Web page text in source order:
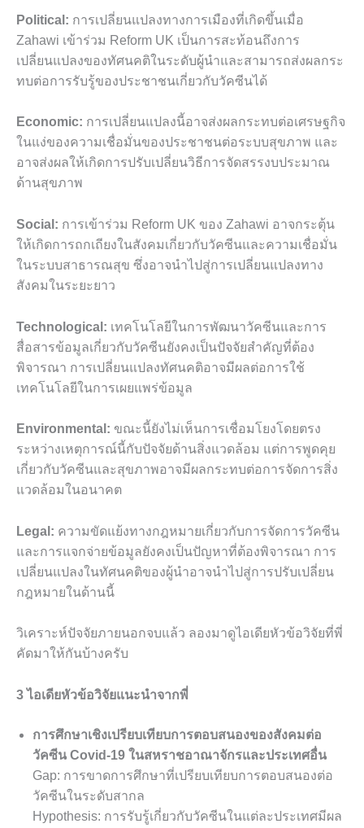
Political: การเปลี่ยนแปลงทางการเมืองที่เกิดขึ้นเมื่อ
Zahawi เข้าร่วม Reform UK เป็นการสะท้อนถึงการ
เปลี่ยนแปลงของทัศนคติในระดับผู้นำและสามารถส่งผลกระ
ทบต่อการรับรู้ของประชาชนเกี่ยวกับวัคซีนได้
Economic: การเปลี่ยนแปลงนี้อาจส่งผลกระทบต่อเศรษฐกิจ
ในแง่ของความเชื่อมั่นของประชาชนต่อระบบสุขภาพ และ
อาจส่งผลให้เกิดการปรับเปลี่ยนวิธีการจัดสรรงบประมาณ
ด้านสุขภาพ
Social: การเข้าร่วม Reform UK ของ Zahawi อาจกระตุ้น
ให้เกิดการถกเถียงในสังคมเกี่ยวกับวัคซีนและความเชื่อมั่น
ในระบบสาธารณสุข ซึ่งอาจนำไปสู่การเปลี่ยนแปลงทาง
สังคมในระยะยาว
Technological: เทคโนโลยีในการพัฒนาวัคซีนและการ
สื่อสารข้อมูลเกี่ยวกับวัคซีนยังคงเป็นปัจจัยสำคัญที่ต้อง
พิจารณา การเปลี่ยนแปลงทัศนคติอาจมีผลต่อการใช้
เทคโนโลยีในการเผยแพร่ข้อมูล
Environmental: ขณะนี้ยังไม่เห็นการเชื่อมโยงโดยตรง
ระหว่างเหตุการณ์นี้กับปัจจัยด้านสิ่งแวดล้อม แต่การพูดคุย
เกี่ยวกับวัคซีนและสุขภาพอาจมีผลกระทบต่อการจัดการสิ่ง
แวดล้อมในอนาคต
Legal: ความขัดแย้งทางกฎหมายเกี่ยวกับการจัดการวัคซีน
และการแจกจ่ายข้อมูลยังคงเป็นปัญหาที่ต้องพิจารณา การ
เปลี่ยนแปลงในทัศนคติของผู้นำอาจนำไปสู่การปรับเปลี่ยน
กฎหมายในด้านนี้
วิเคราะห์ปัจจัยภายนอกจบแล้ว ลองมาดูไอเดียหัวข้อวิจัยที่พี่
คัดมาให้กันบ้างครับ
3 ไอเดียหัวข้อวิจัยแนะนำจากพี่
การศึกษาเชิงเปรียบเทียบการตอบสนองของสังคมต่อ
วัคซีน Covid-19 ในสหราชอาณาจักรและประเทศอื่น
Gap: การขาดการศึกษาที่เปรียบเทียบการตอบสนองต่อ
วัคซีนในระดับสากล
Hypothesis: การรับรู้เกี่ยวกับวัคซีนในแต่ละประเทศมีผล